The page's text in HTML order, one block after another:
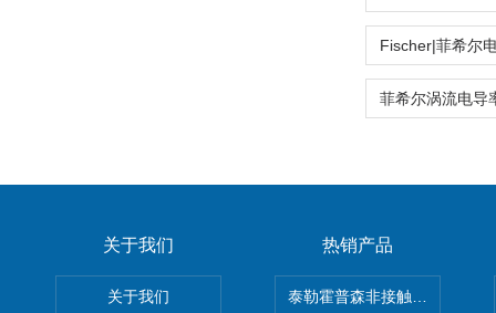
关于我们
关于我们
热销产品
泰勒霍普森非接触式轮廓仪